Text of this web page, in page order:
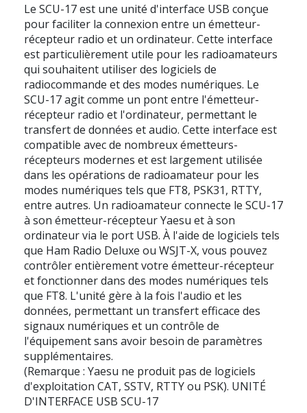
Le SCU-17 est une unité d'interface USB conçue
pour faciliter la connexion entre un émetteur-
récepteur radio et un ordinateur. Cette interface
est particulièrement utile pour les radioamateurs
qui souhaitent utiliser des logiciels de
radiocommande et des modes numériques. Le
SCU-17 agit comme un pont entre l'émetteur-
récepteur radio et l'ordinateur, permettant le
transfert de données et audio. Cette interface est
compatible avec de nombreux émetteurs-
récepteurs modernes et est largement utilisée
dans les opérations de radioamateur pour les
modes numériques tels que FT8, PSK31, RTTY,
entre autres. Un radioamateur connecte le SCU-17
à son émetteur-récepteur Yaesu et à son
ordinateur via le port USB. À l'aide de logiciels tels
que Ham Radio Deluxe ou WSJT-X, vous pouvez
contrôler entièrement votre émetteur-récepteur
et fonctionner dans des modes numériques tels
que FT8. L'unité gère à la fois l'audio et les
données, permettant un transfert efficace des
signaux numériques et un contrôle de
l'équipement sans avoir besoin de paramètres
supplémentaires.
(Remarque : Yaesu ne produit pas de logiciels
d'exploitation CAT, SSTV, RTTY ou PSK). UNITÉ
D'INTERFACE USB SCU-17